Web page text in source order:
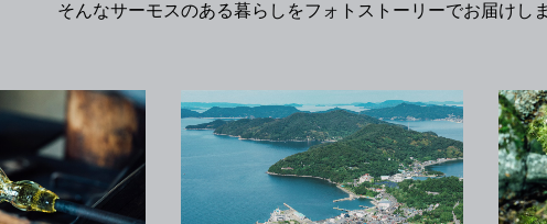
そんなサーモスのある暮らしをフォトストーリーでお届けしま